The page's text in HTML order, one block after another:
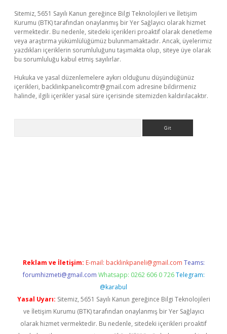
Sitemiz, 5651 Sayılı Kanun gereğince Bilgi Teknolojileri ve İletişim
Kurumu (BTK) tarafından onaylanmış bir Yer Sağlayıcı olarak hizmet
vermektedir. Bu nedenle, sitedeki içerikleri proaktif olarak denetleme
veya araştırma yükümlülüğümüz bulunmamaktadır. Ancak, üyelerimiz
yazdıkları içeriklerin sorumluluğunu taşımakta olup, siteye üye olarak
bu sorumluluğu kabul etmiş sayılırlar.
Hukuka ve yasal düzenlemelere aykırı olduğunu düşündüğünüz
içerikleri, backlinkpanelicomtr@gmail.com adresine bildirmeniz
halinde, ilgili içerikler yasal süre içerisinde sitemizden kaldırılacaktır.
Reklam ve İletişim: E-mail: backlinkpaneli@gmail.com Teams:
forumhizmeti@gmail.com Whatsapp: 0262 606 0 726 Telegram:
@karabul
Yasal Uyarı: Sitemiz, 5651 Sayılı Kanun gereğince Bilgi Teknolojileri
ve İletişim Kurumu (BTK) tarafından onaylanmış bir Yer Sağlayıcı
olarak hizmet vermektedir. Bu nedenle, sitedeki içerikleri proaktif